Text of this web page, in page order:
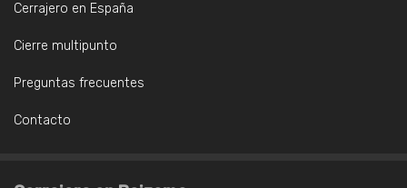
Cerrajero en España
Cierre multipunto
Preguntas frecuentes
Contacto